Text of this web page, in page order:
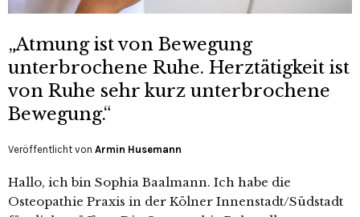
„Atmung ist von Bewegung
unterbrochene Ruhe. Herztätigkeit ist
von Ruhe sehr kurz unterbrochene
Bewegung.“
Veröffentlicht von Armin Husemann
Hallo, ich bin Sophia Baalmann. Ich habe die
Osteopathie Praxis in der Kölner Innenstadt/Südstadt